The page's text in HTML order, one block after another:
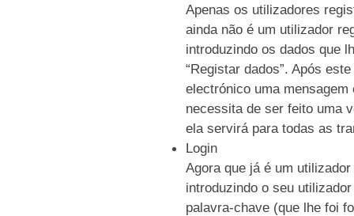
Apenas os utilizadores
ainda não é um utilizador
introduzindo os dados que
“Registar dados”. Após
electrónico uma
necessita de ser feito uma
ela servirá para todas as
Login
Agora que já é um
introduzindo o seu
palavra-chave (que lhe foi